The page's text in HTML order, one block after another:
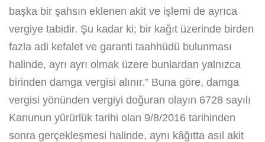
başka bir şahsın eklenen akit ve işlemi de ayrıca
vergiye tabidir. Şu kadar ki; bir kağıt üzerinde birden
fazla adi kefalet ve garanti taahhüdü bulunması
halinde, ayrı ayrı olmak üzere bunlardan yalnızca
birinden damga vergisi alınır.” Buna göre, damga
vergisi yönünden vergiyi doğuran olayın 6728 sayılı
Kanunun yürürlük tarihi olan 9/8/2016 tarihinden
sonra gerçekleşmesi halinde, aynı kâğıtta asıl akit